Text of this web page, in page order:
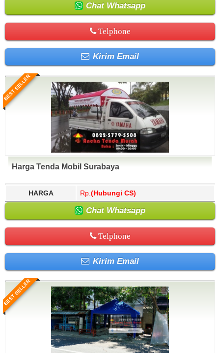
Chat Whatsapp
Telphone
Kirim Email
BEST SELLER
Harga Tenda Mobil Surabaya
HARGA Rp. (Hubungi CS)
Chat Whatsapp
Telphone
Kirim Email
BEST SELLER